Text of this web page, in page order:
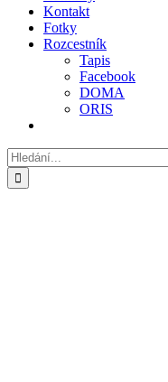
Kontakt
Fotky
Rozcestník
Tapis
Facebook
DOMA
ORIS
Hledat: